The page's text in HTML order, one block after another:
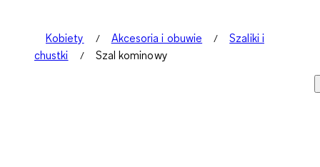
Kobiety Akcesoria i obuwie
Szaliki i
chustki
Szal kominowy